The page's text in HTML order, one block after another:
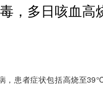
，多日咳血高
，患者症状包括高烧至